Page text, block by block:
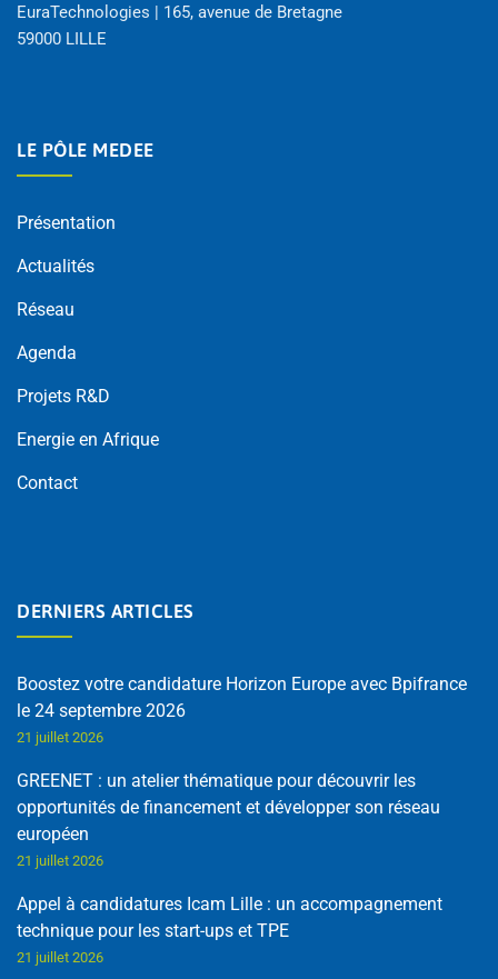
EuraTechnologies | 165, avenue de Bretagne
59000 LILLE
LE PÔLE MEDEE
Présentation
Actualités
Réseau
Agenda
Projets R&D
Energie en Afrique
Contact
DERNIERS ARTICLES
Boostez votre candidature Horizon Europe avec Bpifrance
le 24 septembre 2026
21 juillet 2026
GREENET : un atelier thématique pour découvrir les
opportunités de financement et développer son réseau
européen
21 juillet 2026
Appel à candidatures Icam Lille : un accompagnement
technique pour les start-ups et TPE
21 juillet 2026